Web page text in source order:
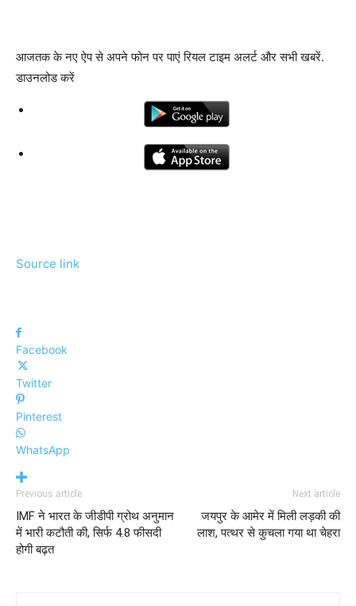
आजतक के नए ऐप से अपने फोन पर पाएं रियल टाइम अलर्ट और सभी खबरें.
डाउनलोड करें
Source link
Facebook
Twitter
Pinterest
WhatsApp
Previous article
IMF ने भारत के जीडीपी ग्रोथ अनुमान
में भारी कटौती की, सिर्फ 4.8 फीसदी
होगी बढ़त
Next article
जयपुर के आमेर में मिली लड़की की
लाश, पत्थर से कुचला गया था चेहरा